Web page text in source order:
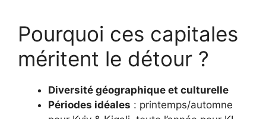
Pourquoi ces capitales
méritent le détour ?
Diversité géographique et culturelle
Périodes idéales : printemps/automne